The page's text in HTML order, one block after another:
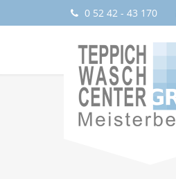
0 52 42 - 43 170